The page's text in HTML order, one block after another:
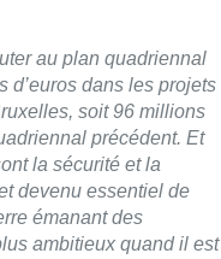
au plan quadriennal
d’euros dans les projets
soit 96 millions
précédent. Et
la sécurité et la
devenu essentiel de
émanant des
ambitieux quand il est